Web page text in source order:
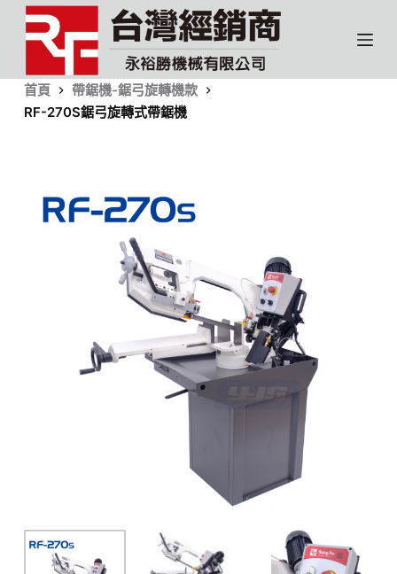
跳
至
要
內
首頁
帶鋸機-鋸弓旋轉機款
RF-270S鋸弓旋轉式帶鋸機